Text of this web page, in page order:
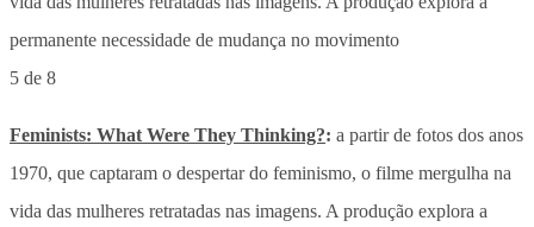
5 de 8
Feminists: What Were They Thinking?: a partir de fotos dos anos
1970, que captaram o despertar do feminismo, o filme mergulha na
vida das mulheres retratadas nas imagens. A produção explora a